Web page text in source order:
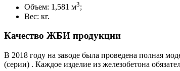
Объем: 1,581 м3;
Вес: кг.
Качество ЖБИ продукции
В 2018 году на заводе была проведена полная
(серии) . Каждое изделие из железобетона